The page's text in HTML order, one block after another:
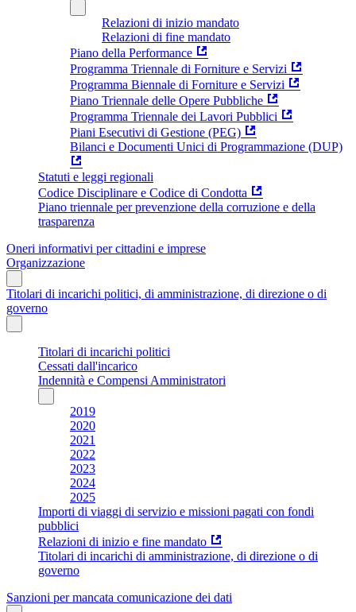
Relazioni di inizio mandato
Relazioni di fine mandato
Piano della Performance
Programma Triennale di Forniture e Servizi
Programma Biennale di Forniture e Servizi
Piano Triennale delle Opere Pubbliche
Programma Triennale dei Lavori Pubblici
Piani Esecutivi di Gestione (PEG)
Bilanci e Documenti Unici di Programmazione (DUP)
Statuti e leggi regionali
Codice Disciplinare e Codice di Condotta
Piano triennale per prevenzione della corruzione e della
trasparenza
Oneri informativi per cittadini e imprese
Organizzazione
Titolari di incarichi politici, di amministrazione, di direzione o di
governo
Titolari di incarichi politici
Cessati dall'incarico
Indennità e Compensi Amministratori
2019
2020
2021
2022
2023
2024
2025
Importi di viaggi di servizio e missioni pagati con fondi
pubblici
Relazioni di inizio e fine mandato
Titolari di incarichi di amministrazione, di direzione o di
governo
Sanzioni per mancata comunicazione dei dati